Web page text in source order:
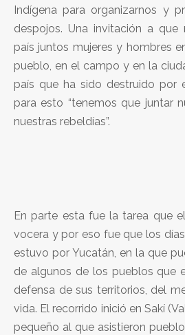
Indígena para organizarnos y
despojos. Una invitación a que
país juntos mujeres y hombres
pueblo, en el campo y en la
país que ha sido destruido por
para esto “tenemos que juntar
nuestras rebeldías”.
En parte esta fue la tarea que
vocera y por eso fue que los
estuvo por Yucatán, en la que
de algunos de los pueblos que
defensa de sus territorios, del
vida. El recorrido inició en Sakí
pequeño al que asistieron